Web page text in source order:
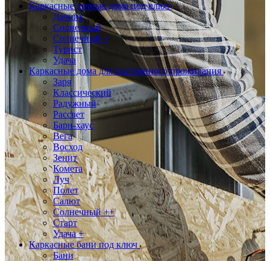
Каркасные дачные дома под ключ
Дачник
Солнечный
Солнечный +
Турист
Удача
Каркасные дома для постоянного проживания
Заря
Классический
Радужный
Рассвет
Барн-хаус
Вега
Восход
Зенит
Комета
Луч
Полет
Салют
Солнечный ++
Старт
Удача +
Каркасные бани под ключ
Бани